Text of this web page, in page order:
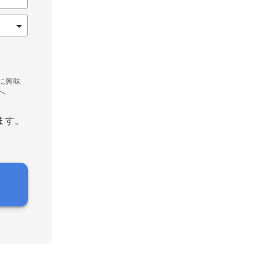
興味
。